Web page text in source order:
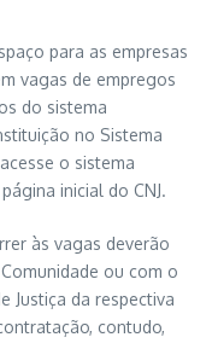
para as empresas
vagas de empregos
do sistema
no Sistema
o sistema
inicial do CNJ.
às vagas deverão
ou com o
Justiça da respectiva
contudo,